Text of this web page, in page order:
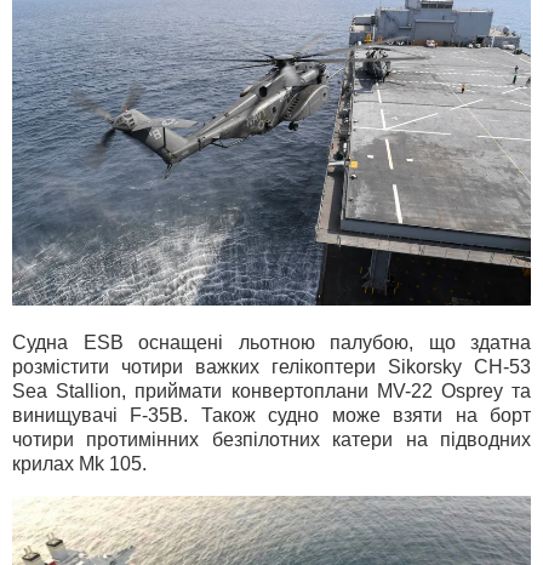
Судна ESB оснащені льотною палубою, що здатна
розмістити чотири важких гелікоптери Sikorsky CH-53
Sea Stallion, приймати конвертоплани MV-22 Osprey та
винищувачі F-35B. Також судно може взяти на борт
чотири протимінних безпілотних катери на підводних
крилах Mk 105.